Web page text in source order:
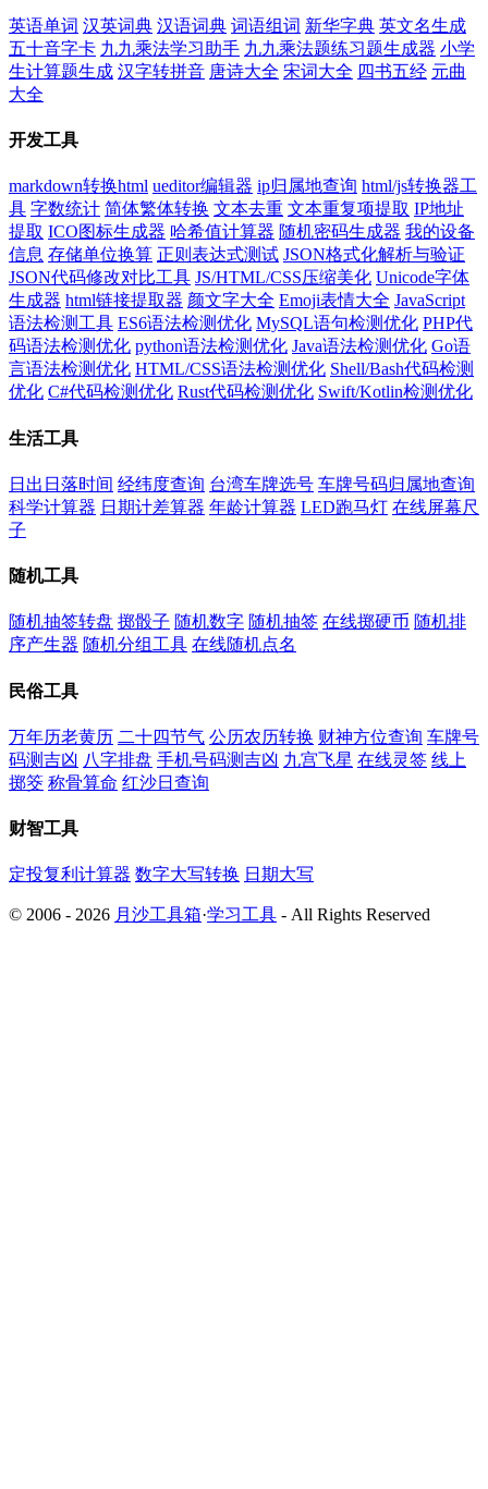
英语单词 汉英词典 汉语词典 词语组词 新华字典 英文名生成
五十音字卡 九九乘法学习助手 九九乘法题练习题生成器 小学
生计算题生成 汉字转拼音 唐诗大全 宋词大全 四书五经 元曲
大全
开发工具
markdown转换html ueditor编辑器 ip归属地查询 html/js转换器工
具 字数统计 简体繁体转换 文本去重 文本重复项提取 IP地址
提取 ICO图标生成器 哈希值计算器 随机密码生成器 我的设备
信息 存储单位换算 正则表达式测试 JSON格式化解析与验证
JSON代码修改对比工具 JS/HTML/CSS压缩美化 Unicode字体
生成器 html链接提取器 颜文字大全 Emoji表情大全 JavaScript
语法检测工具 ES6语法检测优化 MySQL语句检测优化 PHP代
码语法检测优化 python语法检测优化 Java语法检测优化 Go语
言语法检测优化 HTML/CSS语法检测优化 Shell/Bash代码检测
优化 C#代码检测优化 Rust代码检测优化 Swift/Kotlin检测优化
生活工具
日出日落时间 经纬度查询 台湾车牌选号 车牌号码归属地查询
科学计算器 日期计差算器 年龄计算器 LED跑马灯 在线屏幕尺
子
随机工具
随机抽签转盘 掷骰子 随机数字 随机抽签 在线掷硬币 随机排
序产生器 随机分组工具 在线随机点名
民俗工具
万年历老黄历 二十四节气 公历农历转换 财神方位查询 车牌号
码测吉凶 八字排盘 手机号码测吉凶 九宫飞星 在线灵签 线上
掷筊 称骨算命 红沙日查询
财智工具
定投复利计算器 数字大写转换 日期大写
© 2006 - 2026 月沙工具箱·学习工具 - All Rights Reserved